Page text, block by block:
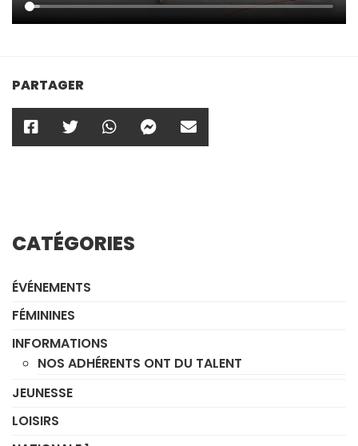
PARTAGER
CATÉGORIES
ÉVÉNEMENTS
FÉMININES
INFORMATIONS
NOS ADHÉRENTS ONT DU TALENT
JEUNESSE
LOISIRS